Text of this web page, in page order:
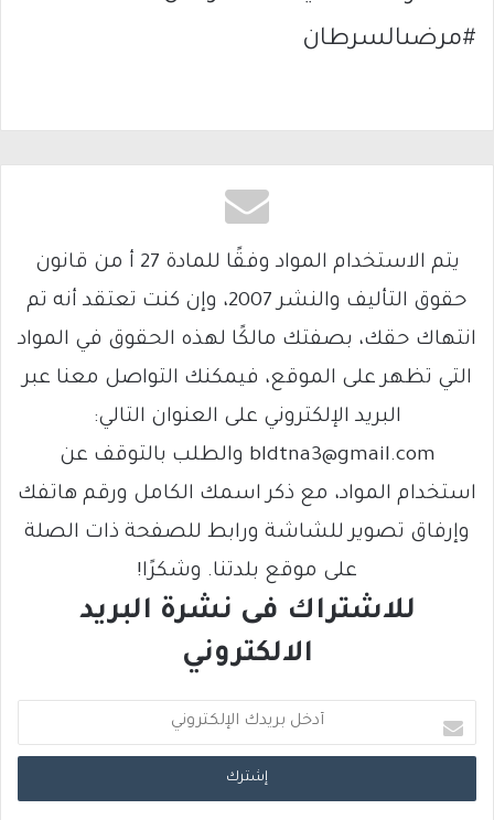
#مرضىالسرطان
يتم الاستخدام المواد وفقًا للمادة 27 أ من قانون
حقوق التأليف والنشر 2007، وإن كنت تعتقد أنه تم
انتهاك حقك، بصفتك مالكًا لهذه الحقوق في المواد
التي تظهر على الموقع، فيمكنك التواصل معنا عبر
البريد الإلكتروني على العنوان التالي:
bldtna3@gmail.com والطلب بالتوقف عن
استخدام المواد، مع ذكر اسمك الكامل ورقم هاتفك
وإرفاق تصوير للشاشة ورابط للصفحة ذات الصلة
على موقع بلدتنا. وشكرًا!
للاشتراك فى نشرة البريد
الالكتروني
د
خ